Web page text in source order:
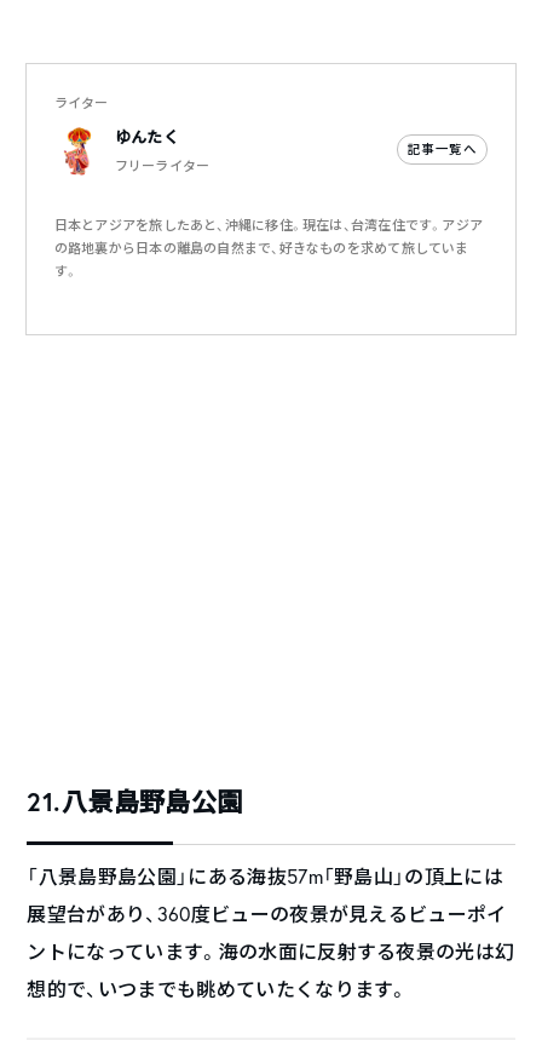
ライター
ゆんたく
フリーライター
記事一覧へ
日本とアジアを旅したあと、沖縄に移住。現在は、台湾在住です。アジア
の路地裏から日本の離島の自然まで、好きなものを求めて旅していま
す。
21.八景島野島公園
「八景島野島公園」にある海抜57m「野島山」の頂上には
展望台があり、360度ビューの夜景が見えるビューポイ
ントになっています。海の水面に反射する夜景の光は幻
想的で、いつまでも眺めていたくなります。